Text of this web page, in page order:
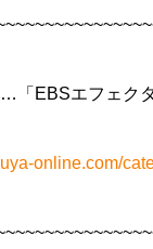
EBSエフェクタ
online.com/